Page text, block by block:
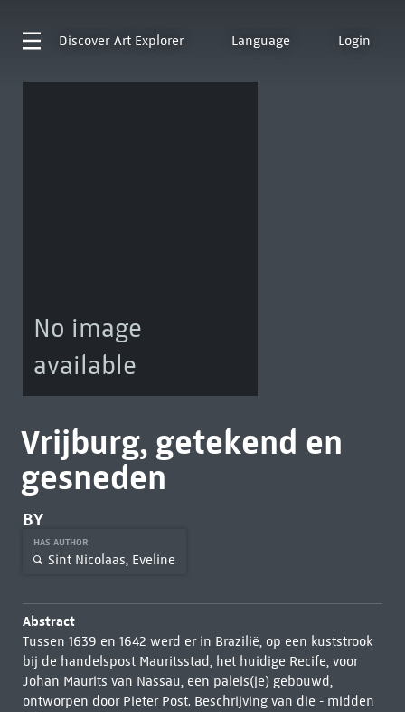
Discover Art Explorer Language Login
No image
available
Vrijburg, getekend en
gesneden
BY
HAS AUTHOR
Sint Nicolaas, Eveline
Abstract
Tussen 1639 en 1642 werd er in Brazilië, op een kuststrook
bij de handelspost Mauritsstad, het huidige Recife, voor
Johan Maurits van Nassau, een paleis(je) gebouwd,
ontworpen door Pieter Post. Beschrijving van die - midden